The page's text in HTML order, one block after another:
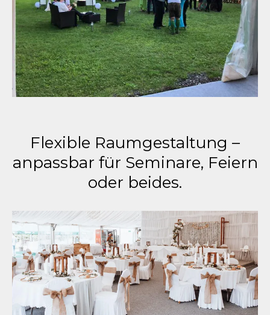
Flexible Raumgestaltung –
anpassbar für Seminare, Feiern
oder beides.